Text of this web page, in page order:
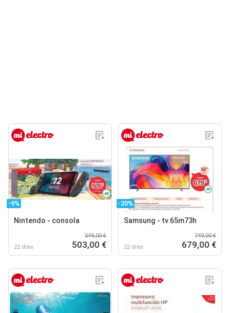
-9%
Nintendo - consola
22 días
549,00 €
503,00 €
-20%
Samsung - tv 65m73h
22 días
749,00 €
679,00 €